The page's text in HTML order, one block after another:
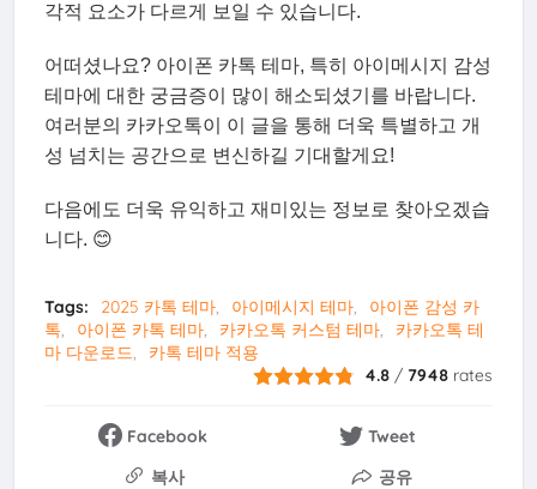
각적 요소가 다르게 보일 수 있습니다.
어떠셨나요? 아이폰 카톡 테마, 특히 아이메시지 감성
테마에 대한 궁금증이 많이 해소되셨기를 바랍니다.
여러분의 카카오톡이 이 글을 통해 더욱 특별하고 개
성 넘치는 공간으로 변신하길 기대할게요!
다음에도 더욱 유익하고 재미있는 정보로 찾아오겠습
니다. 😊
Tags: 2025 카톡 테마 아이메시지 테마
아이폰 감성 카
톡
아이폰 카톡 테마 카카오톡 커스텀 테마
카카오톡 테
마 다운로드
카톡 테마 적용
4.8 / 7948 rates
Facebook
Tweet
복사
공유